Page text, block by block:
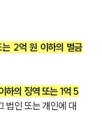
2억 원 이하의 벌금
하의 징역 또는 1억 5
법인 또는 개인에 대